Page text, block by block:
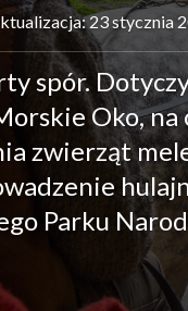
23 stycznia
spór.
Oko, na
zwierząt
Parku